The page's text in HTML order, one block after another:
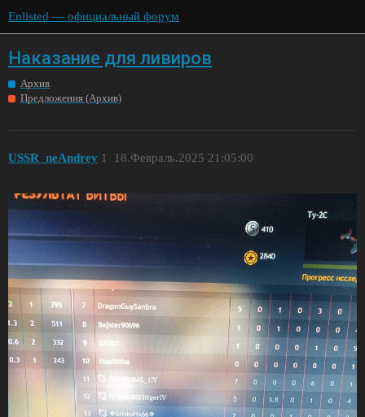
Enlisted — официальный форум
Наказание для ливиров
Архив
Предложения (Архив)
USSR_neAndrey 18.Февраль.2025 21:05:00
1